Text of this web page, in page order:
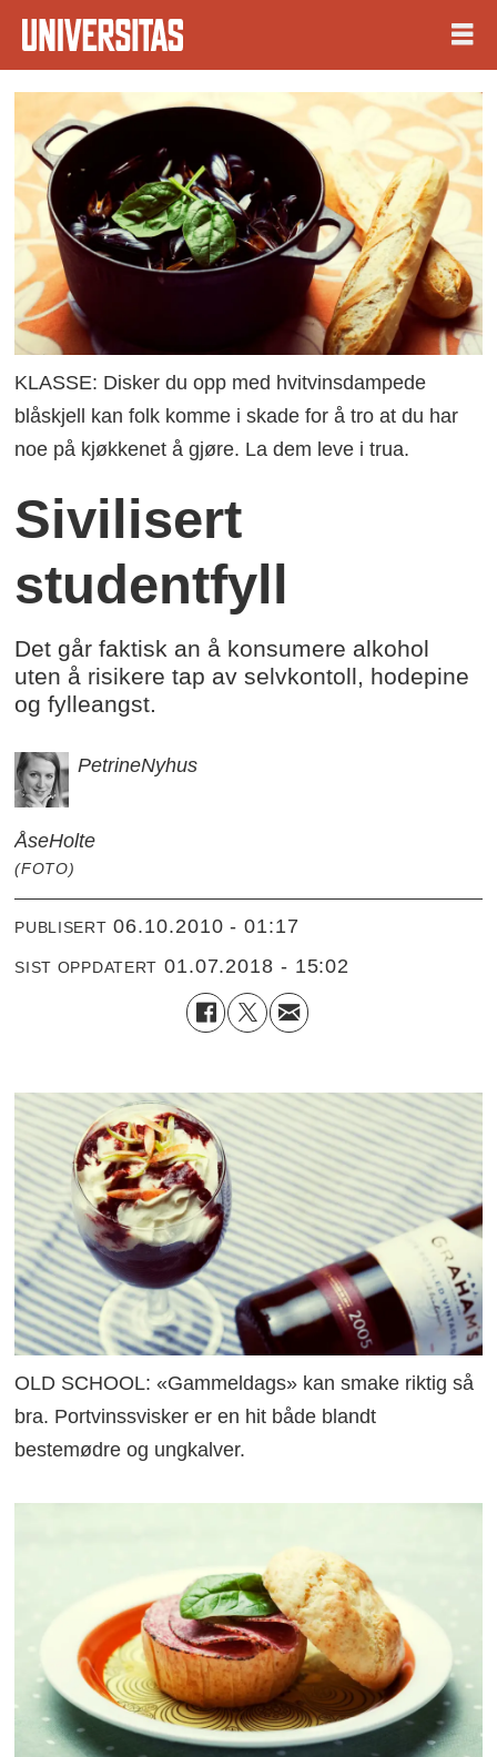
KLASSE: Disker du opp med hvitvinsdampede
blåskjell kan folk komme i skade for å tro at du har
noe på kjøkkenet å gjøre. La dem leve i trua.
Sivilisert
studentfyll
Det går faktisk an å konsumere alkohol
uten å risikere tap av selvkontoll, hodepine
og fylleangst.
PetrineNyhus
ÅseHolte
(FOTO)
PUBLISERT 06.10.2010 - 01:17
SIST OPPDATERT 01.07.2018 - 15:02
OLD SCHOOL: «Gammeldags» kan smake riktig så
bra. Portvinssvisker er en hit både blandt
bestemødre og ungkalver.